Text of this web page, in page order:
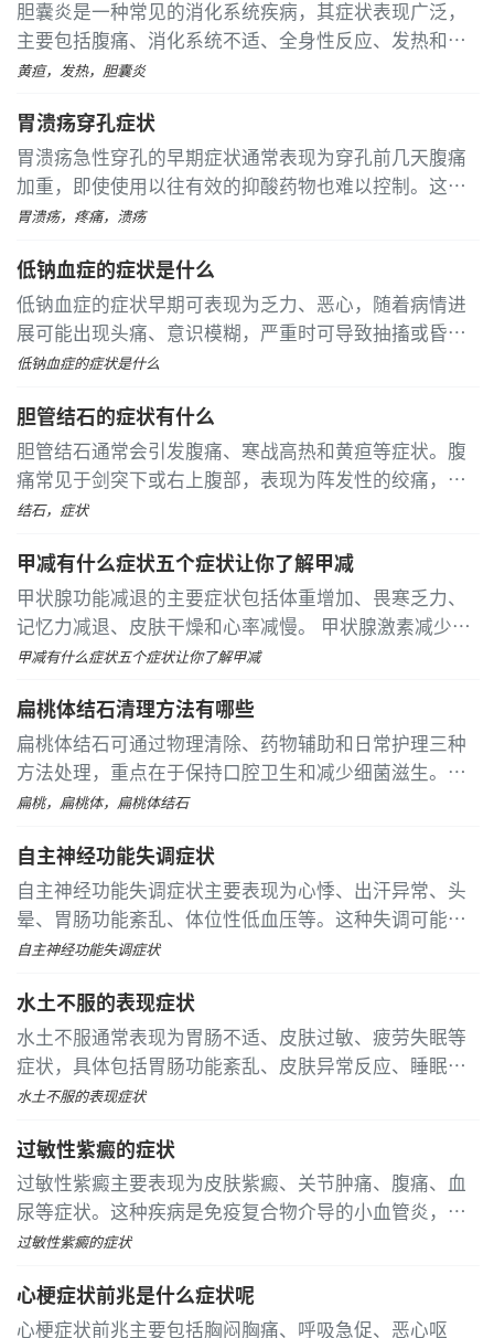
胆囊炎是一种常见的消化系统疾病，其症状表现广泛，
主要包括腹痛、消化系统不适、全身性反应、发热和黄
疸几个方面。 腹痛是急性胆囊炎的典型特征，患者通常
绞痛，并可能延伸到右肩背部
黄疸，发热，胆囊炎
胃溃疡穿孔症状
胃溃疡急性穿孔的早期症状通常表现为穿孔前几天腹痛
加重，即使使用以往有效的抑酸药物也难以控制。这往
往预示着疾病可能正在进展或即将发展为穿孔。一旦确
生
胃溃疡，疼痛，溃疡
低钠血症的症状是什么
低钠血症的症状早期可表现为乏力、恶心，随着病情进
展可能出现头痛、意识模糊，严重时可导致抽搐或昏
迷。这种病理状态是指血清钠浓度低于135毫摩尔每升，
低钠血症的症状是什么
胆管结石的症状有什么
胆管结石通常会引发腹痛、寒战高热和黄疸等症状。腹
痛常见于剑突下或右上腹部，表现为阵发性的绞痛，这
种疼痛可能会向右肩或背部放射，并伴有恶心和呕吐。
导致的结石移动及嵌顿在总胆管下端或壶腹部
结石，症状
甲减有什么症状五个症状让你了解甲减
甲状腺功能减退的主要症状包括体重增加、畏寒乏力、
记忆力减退、皮肤干燥和心率减慢。 甲状腺激素减少会
降低基础代谢率，导致脂肪分解减慢和水分潴留。患者
摄入也难以减轻
甲减有什么症状五个症状让你了解甲减
扁桃体结石清理方法有哪些
扁桃体结石可通过物理清除、药物辅助和日常护理三种
方法处理，重点在于保持口腔卫生和减少细菌滋生。物
理清除包括使用棉签刮除、盐水漱口和冲牙器冲洗；药
调整饮食、加强清洁和定期检查
扁桃，扁桃体，扁桃体结石
自主神经功能失调症状
自主神经功能失调症状主要表现为心悸、出汗异常、头
晕、胃肠功能紊乱、体位性低血压等。这种失调可能与
遗传因素、心理压力、内分泌紊乱、慢性疾病或药物副
治疗、物理疗法及中医调理等方式改善
自主神经功能失调症状
水土不服的表现症状
水土不服通常表现为胃肠不适、皮肤过敏、疲劳失眠等
症状，具体包括胃肠功能紊乱、皮肤异常反应、睡眠障
碍、头晕头痛以及食欲下降等方面。 初到新环境时，最
群落差异和饮食习惯改变有关
水土不服的表现症状
过敏性紫癜的症状
过敏性紫癜主要表现为皮肤紫癜、关节肿痛、腹痛、血
尿等症状。这种疾病是免疫复合物介导的小血管炎，属
于常见的变态反应性疾病，好发于儿童和青少年。 皮肤
红色瘀点瘀斑，按压后不褪色
过敏性紫癜的症状
心梗症状前兆是什么症状呢
心梗症状前兆主要包括胸闷胸痛、呼吸急促、恶心呕